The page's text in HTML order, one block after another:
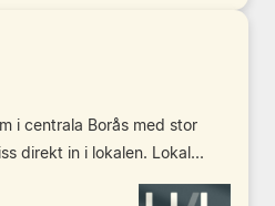
i centrala Borås med stor
direkt in i lokalen. Lokal...